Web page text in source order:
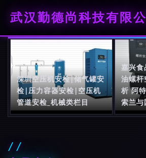
武汉勤德尚科技有限公
深圳空压机安检|储气罐安
检|压力容器安检|空压机
管道安检_机械类栏目
嘉兴食
油螺杆
析 阿
索兰与